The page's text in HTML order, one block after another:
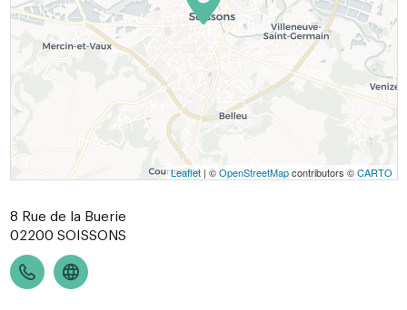
Leaflet| ©OpenStreetMapcontributors ©CARTO
8 Rue de la Buerie
02200 SOISSONS